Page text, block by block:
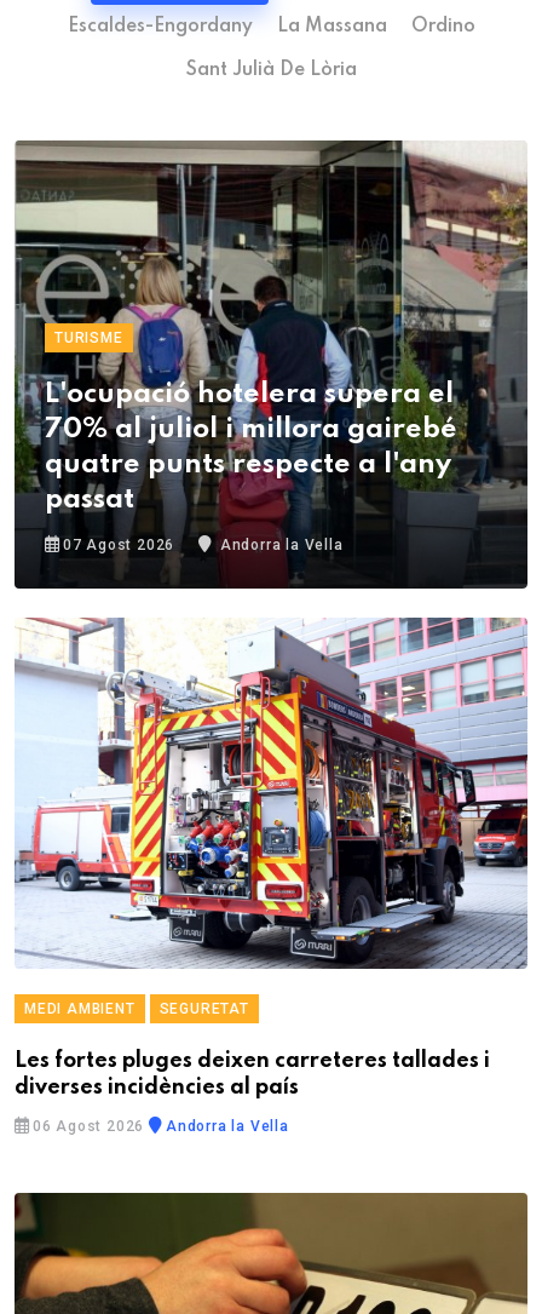
Escaldes-Engordany La Massana Ordino
Sant Julià De Lòria
TURISME
L'ocupació hotelera supera el
70% al juliol i millora gairebé
quatre punts respecte a l'any
passat
07 Agost 2026 Andorra la Vella
MEDI AMBIENT SEGURETAT
Les fortes pluges deixen carreteres tallades i
diverses incidències al país
06 Agost 2026 Andorra la Vella